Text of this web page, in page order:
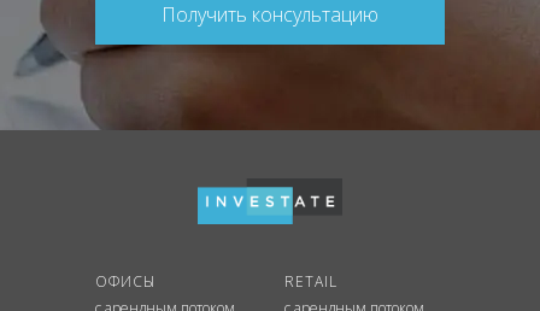
Получить консультацию
ОФИСЫ
RETAIL